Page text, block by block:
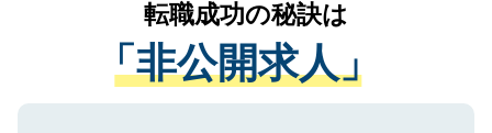
は、個人情報の取り扱いについての厳密な
管理基準を満たした事業者のみに付与され
る、プライバシーマークを取得済みです。
ご登録いただいた個人情報は、SSL（デー
経験をまじえながら、適切なアドバイスを
させていただきます。すぐにご転職をされ
ない方には、長期的なサポートが可能です
ので、まずはご登録ください。
転職成功の秘訣は
「非公開求人」